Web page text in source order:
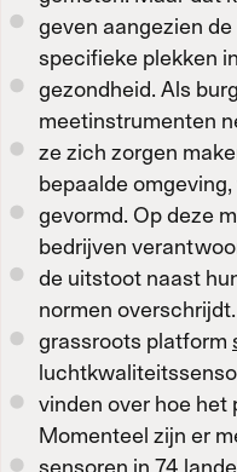
geven aangezien
specifieke plekken
gezondheid. Als
meetinstrumenten
ze zich zorgen
bepaalde
gevormd. Op deze
bedrijven
de uitstoot naast
normen
grassroots platform
vinden over hoe het
Momenteel zijn er